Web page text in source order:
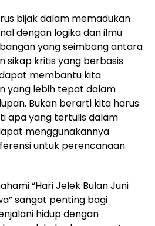
bijak dalam memadukan
dengan logika dan ilmu
yang seimbang antara
sikap kritis yang berbasis
membantu kita
yang lebih tepat dalam
Bukan berarti kita harus
apa yang tertulis dalam
menggunakannya
untuk perencanaan
“Hari Jelek Bulan Juni
sangat penting bagi
hidup dengan